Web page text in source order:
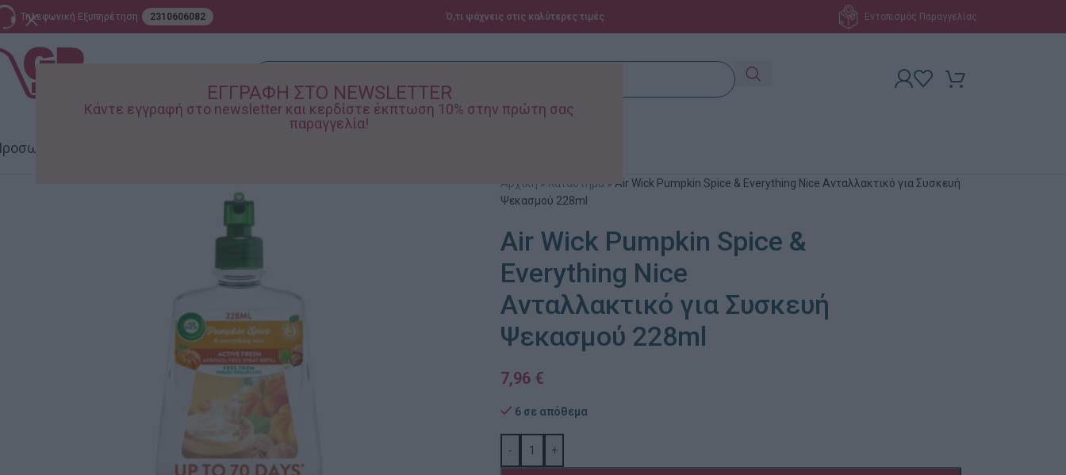
ΕΓΓΡΑΦΗ ΣΤΟ NEWSLETTER
Κάντε εγγραφή στο newsletter και κερδίστε έκπτωση 10% στην πρώτη σας
παραγγελία!
Τηλεφωνική Εξυπηρέτηση 2310606082 Ό,τι ψάχνεις στις καλύτερες τιμές Εντοπισμός Παραγγελίας
Φροντίδα
Αρχική » Κατάστημα » Air Wick Pumpkin Spice & Everything Nice Aνταλλακτικό για Συσκευή
Ψεκασμού 228ml
Air Wick Pumpkin Spice &
Everything Nice
Aνταλλακτικό για Συσκευή
Ψεκασμού 228ml
7,96 €
6 σε απόθεμα
- +